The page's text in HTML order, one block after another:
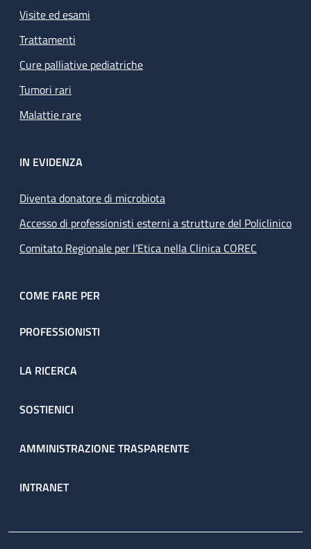
Visite ed esami
Trattamenti
Cure palliative pediatriche
Tumori rari
Malattie rare
IN EVIDENZA
Diventa donatore di microbiota
Accesso di professionisti esterni a strutture del Policlinico
Comitato Regionale per l’Etica nella Clinica COREC
COME FARE PER
PROFESSIONISTI
LA RICERCA
SOSTIENICI
AMMINISTRAZIONE TRASPARENTE
INTRANET